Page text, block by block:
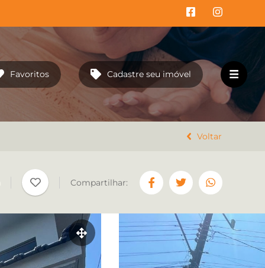
Favoritos
Cadastre seu imóvel
EMPREENDIMENTOS
LOCAÇÃO
TRABALHE CONOSCO
CONTATO
Voltar
Compartilhar: